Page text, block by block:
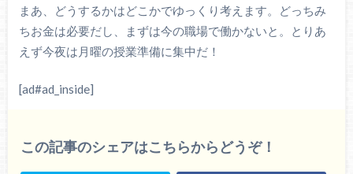
まあ、どうするかはどこかでゆっくり考えます。どっちみ
ちお金は必要だし、まずは今の職場で働かないと。とりあ
えず今夜は月曜の授業準備に集中だ！
[ad#ad_inside]
この記事のシェアはこちらからどうぞ！